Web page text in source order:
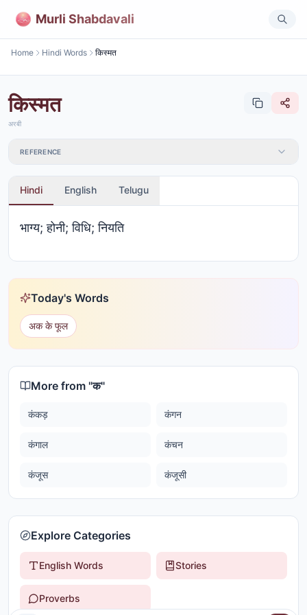
Murli Shabdavali
Home Hindi Words किस्मत
किस्मत
अरबी
REFERENCE
Hindi English Telugu
भाग्य; होनी; विधि; नियति
Today's Words
अक के फूल
More from "क"
कंकड़ कंगन
कंगाल कंचन
कंजूस कंजूसी
Explore Categories
English Words Stories
Proverbs